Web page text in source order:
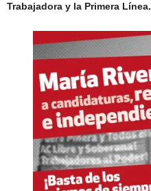
Trabajadora y la Primera Línea.